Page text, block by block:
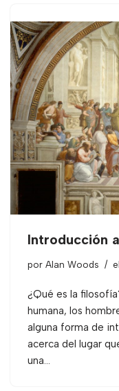
Introducción
por Alan Woods
¿Qué es la
humana, los
alguna forma de
acerca del lugar
una…